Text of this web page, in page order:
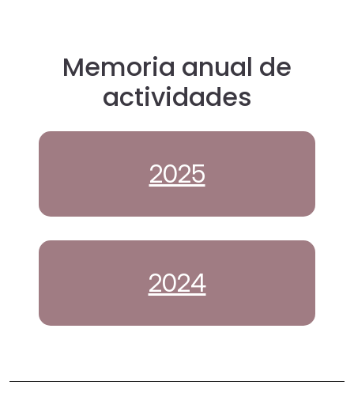
Memoria anual de
actividades
2025
2024